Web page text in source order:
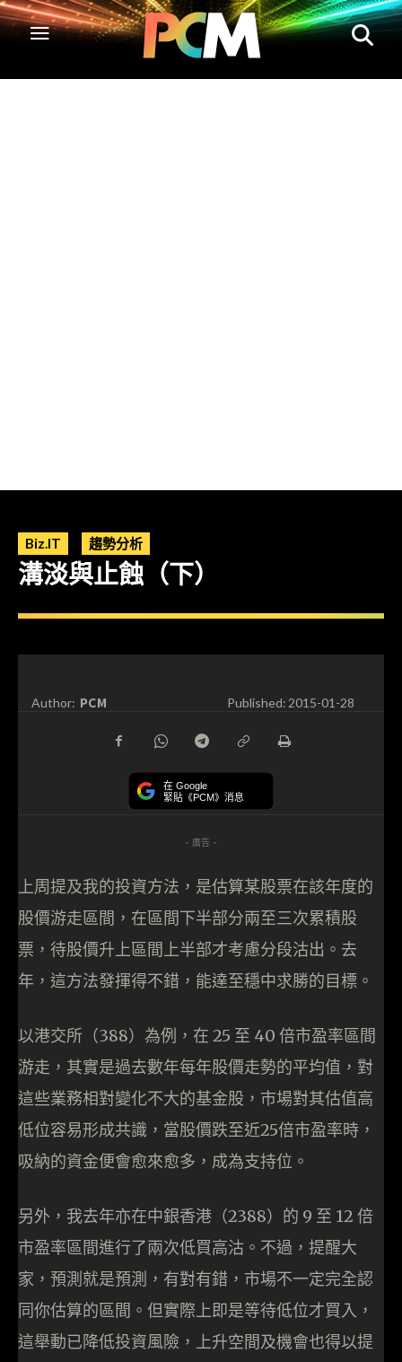
Biz.IT 趨勢分析
溝淡與止蝕（下）
Author: PCM Published:2015-01-28
在 Google
緊貼《PCM》消息
- 廣告 -
上周提及我的投資方法，是估算某股票在該年度的
股價游走區間，在區間下半部分兩至三次累積股
票，待股價升上區間上半部才考慮分段沽出。去
年，這方法發揮得不錯，能達至穩中求勝的目標。
以港交所（388）為例，在 25 至 40 倍市盈率區間
游走，其實是過去數年每年股價走勢的平均值，對
這些業務相對變化不大的基金股，市場對其估值高
低位容易形成共識，當股價跌至近25倍市盈率時，
吸納的資金便會愈來愈多，成為支持位。
另外，我去年亦在中銀香港（2388）的 9 至 12 倍
市盈率區間進行了兩次低買高沽。不過，提醒大
家，預測就是預測，有對有錯，市場不一定完全認
同你估算的區間。但實際上即是等待低位才買入，
這舉動已降低投資風險，上升空間及機會也得以提